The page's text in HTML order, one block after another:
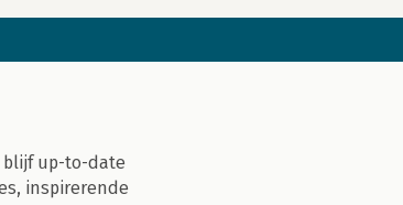
blijf up-to-date
inspirerende